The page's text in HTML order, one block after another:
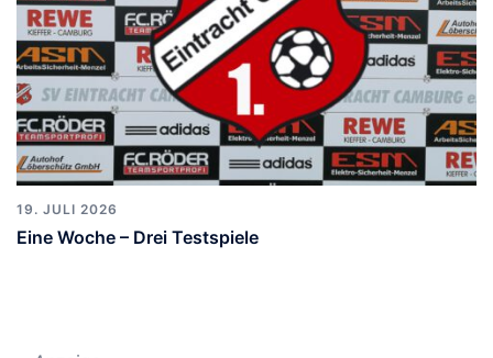
19. JULI 2026
Eine Woche – Drei Testspiele